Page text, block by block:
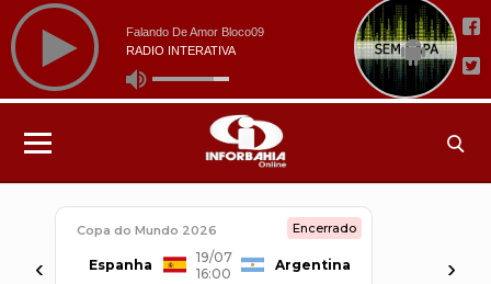
‹
Copa do Mundo 2026 Encerrado
Espanha
19/07
16:00
Argentina ›